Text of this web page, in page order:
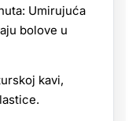
Umirujuća
bolove u
kavi,